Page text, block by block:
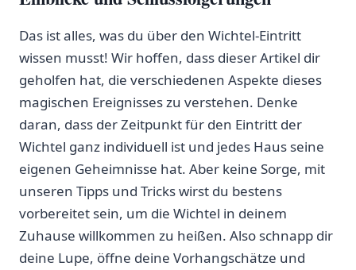
Das ist alles, ⁤was du über den Wichtel-Eintritt
wissen musst! Wir hoffen, dass dieser⁢ Artikel dir
geholfen hat, die verschiedenen Aspekte dieses
magischen Ereignisses zu verstehen. Denke
daran, dass der Zeitpunkt für ⁢den Eintritt der
Wichtel ganz individuell ist und jedes⁤ Haus seine
eigenen Geheimnisse⁣ hat. Aber keine⁣ Sorge, mit
unseren Tipps​ und‍ Tricks wirst du‌ bestens
vorbereitet sein, um die Wichtel in deinem
Zuhause willkommen zu heißen. Also schnapp dir
deine Lupe,⁣ öffne deine Vorhangschätze und